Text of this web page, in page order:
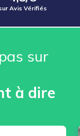
Avis Vérifiés
sur
à dire